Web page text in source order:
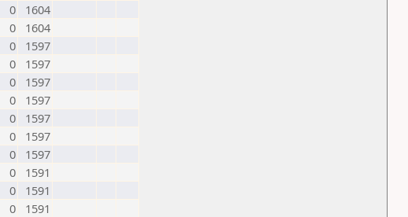
0
1604
0
1604
0
1597
0
1597
0
1597
0
1597
0
1597
0
1597
0
1597
0
1591
0
1591
0
1591